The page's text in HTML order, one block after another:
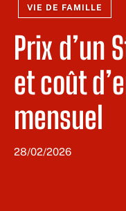
VIE DE FAMILLE
Prix d’un
et coût
mensuel
28/02/2026